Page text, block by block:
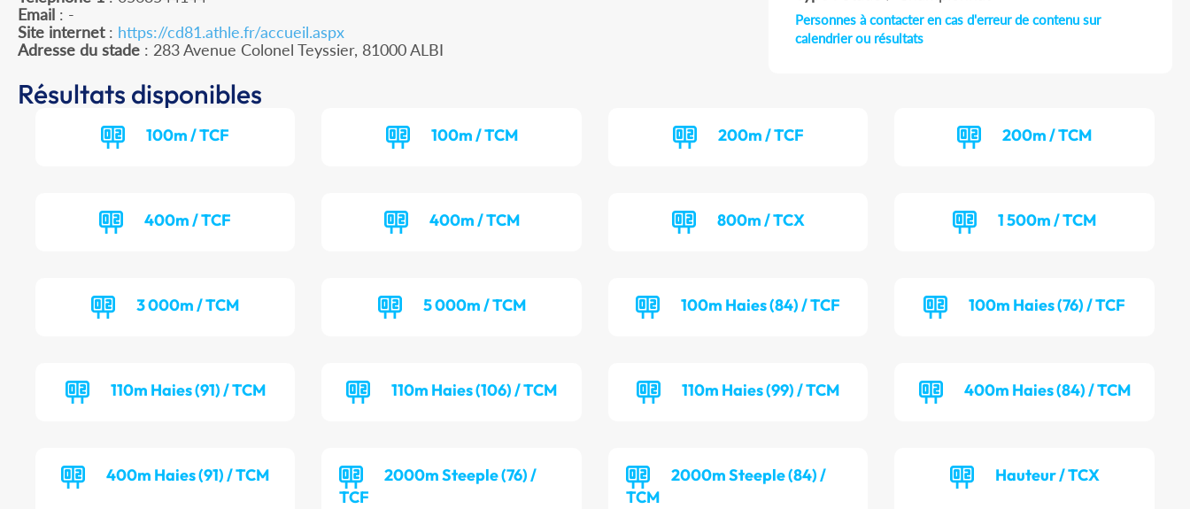
Email : -
Site internet: https://cd81.athle.fr/accueil.aspx
Adresse du stade : 283 Avenue Colonel Teyssier, 81000 ALBI
Personnes à contacter en cas d'erreur de contenu sur
calendrier ou résultats
Résultats disponibles
100m / TCF 100m / TCM 200m / TCF 200m / TCM
400m / TCF 400m / TCM 800m / TCX 1 500m / TCM
3 000m / TCM 5 000m / TCM 100m Haies (84) / TCF 100m Haies (76) / TCF
110m Haies (91) / TCM 110m Haies (106) / TCM 110m Haies (99) / TCM 400m Haies (84) / TCM
400m Haies (91) / TCM
2000m Steeple (76) /
TCF
2000m Steeple (84) /
TCM
Hauteur / TCX